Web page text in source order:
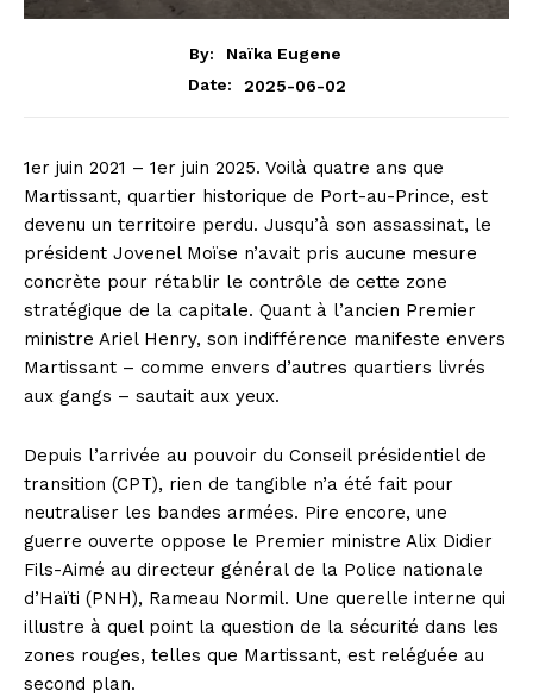
By:
Naïka Eugene
Date:
2025-06-02
1er juin 2021 – 1er juin 2025. Voilà quatre ans que
Martissant, quartier historique de Port-au-Prince, est
devenu un territoire perdu. Jusqu’à son assassinat, le
président Jovenel Moïse n’avait pris aucune mesure
concrète pour rétablir le contrôle de cette zone
stratégique de la capitale. Quant à l’ancien Premier
ministre Ariel Henry, son indifférence manifeste envers
Martissant – comme envers d’autres quartiers livrés
aux gangs – sautait aux yeux.
Depuis l’arrivée au pouvoir du Conseil présidentiel de
transition (CPT), rien de tangible n’a été fait pour
neutraliser les bandes armées. Pire encore, une
guerre ouverte oppose le Premier ministre Alix Didier
Fils-Aimé au directeur général de la Police nationale
d’Haïti (PNH), Rameau Normil. Une querelle interne qui
illustre à quel point la question de la sécurité dans les
zones rouges, telles que Martissant, est reléguée au
second plan.